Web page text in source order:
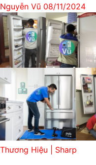
Nguyễn Vũ 08/11/2024
Thương Hiệu | Sharp